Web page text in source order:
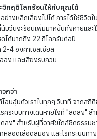
ะวิกฤติโลกร้อนให้กับคุณได้
งหลีกเลี่ยงไม่ได้ การได้ใช้ชีวิ
วันจะร้อนเพิ่มมากขึ้นทั้งกายและ
ได้มากถึง 22 กิโลกรัมต่อปี
4 องศาเซลเซียส
ง และเสียงรบกวน
กว่า
อบอุ้มตัวเราในทุกๆ วินาที จากส
ระบบทางเดินหายใจที่ "ลดลง"
ลง" สำหรับผู้ที่อาศัยใกล้ชิดธรรมช
ลอดเลือดสมอง และโรคระบบทา